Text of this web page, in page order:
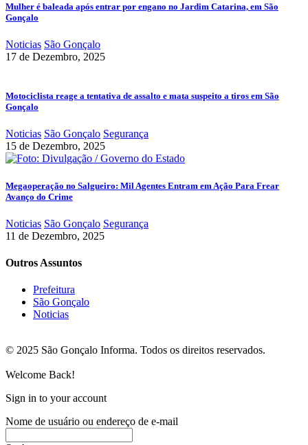
Mulher é baleada após entrar por engano no Jardim Catarina, em São
Gonçalo
Noticias São Gonçalo
17 de Dezembro, 2025
Motociclista reage a tentativa de assalto e mata suspeito a tiros em São
Gonçalo
Noticias São Gonçalo Segurança
15 de Dezembro, 2025
Megaoperação no Salgueiro: Mil Agentes Entram em Ação Para Frear
Avanço do Crime
Noticias São Gonçalo Segurança
11 de Dezembro, 2025
Outros Assuntos
Prefeitura
São Gonçalo
Noticias
© 2025 São Gonçalo Informa. Todos os direitos reservados.
Welcome Back!
Sign in to your account
Nome de usuário ou endereço de e-mail